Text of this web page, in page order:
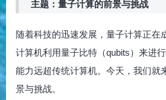
主题：量子计算的前景与挑战
随着科技的迅速发展，量子计算正在
计算机利用量子比特（qubits）来进
能力远超传统计算机。今天，我们就
景与挑战。